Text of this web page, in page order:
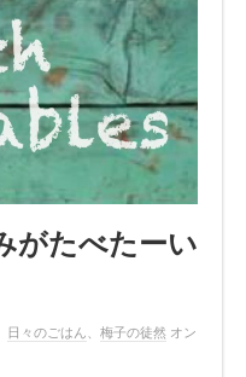
がたべたーい
日々のごはん 梅子の徒然 オン